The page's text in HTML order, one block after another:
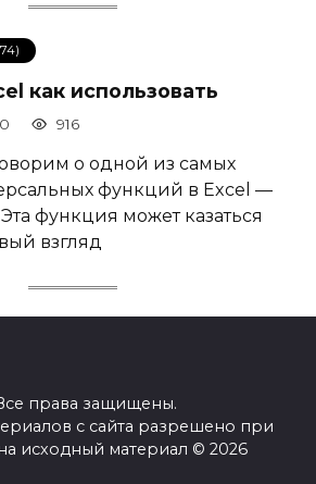
как использовать
0 916
о одной из самых
функций в Excel —
функция может казаться
взгляд
права защищены.
с сайта разрешено при
исходный материал © 2026